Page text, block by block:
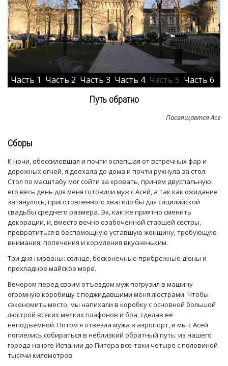
Часть 1 Часть 2 Часть 3 Часть 4 Часть 5 Часть 6
Путь обратно
Посвящается Асе
Сборы
К ночи, обессилевшая и почти ослепшая от встречных фар и
дорожных огней, я доехала до дома и почти рухнула за стол.
Стол по масштабу мог сойти за кровать, причем двуспальную:
его весь день для меня готовили муж с Асей, а так как ожидание
затянулось, приготовленного хватило бы для сицилийской
свадьбы среднего размера. Эх, как же приятно сменить
декорации, и, вместо вечно озабоченной старшей сестры,
превратиться в беспомощную уставшую женщину, требующую
внимания, попечения и кормления вкусненьким.
Три дня нирваны: солнце, бесконечные прибрежные дюны и
прохладное майское море.
Вечером перед своим отъездом муж погрузил в машину
огромную коробищу с поджидавшими меня люстрами. Чтобы
сэкономить место, мы напихали в коробку с основной большой
люстрой всяких мелких плафонов и бра, сделав ее
неподъемной. Потом я отвезла мужа в аэропорт, и мы с Асей
поплелись собираться в неблизкий обратный путь: из нашего
города на юге Испании до Питера все-таки четыре с половиной
тысячи километров.